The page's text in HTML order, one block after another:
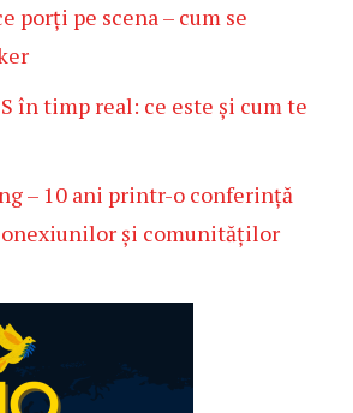
porți pe scena – cum se
în timp real: ce este și cum te
– 10 ani printr-o conferință
și comunităților